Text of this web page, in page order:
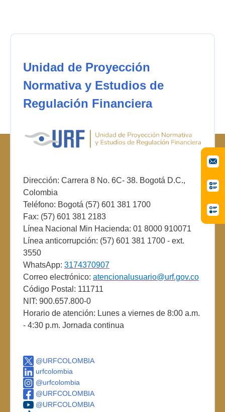
Unidad de Proyección
Normativa y Estudios de
Regulación Financiera
Dirección: Carrera 8 No. 6C- 38. Bogotá D.C.,
Colombia
Teléfono: Bogotá (57) 601 381 1700
Fax: (57) 601 381 2183
Línea Nacional Min Hacienda: 01 8000 910071
Línea anticorrupción: (57) 601 381 1700 - ext.
3550
WhatsApp: 3174370907
Correo electrónico: atencionalusuario@urf.gov.co
Código Postal: 111711
NIT: 900.657.800-0
Horario de atención: Lunes a viernes de 8:00 a.m.
- 4:30 p.m. Jornada continua
@URFCOLOMBIA
urfcolombia
@urfcolombia
@URFCOLOMBIA
@URFCOLOMBIA